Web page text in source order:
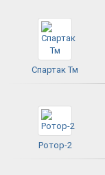
Спартак Тм
Ротор-2